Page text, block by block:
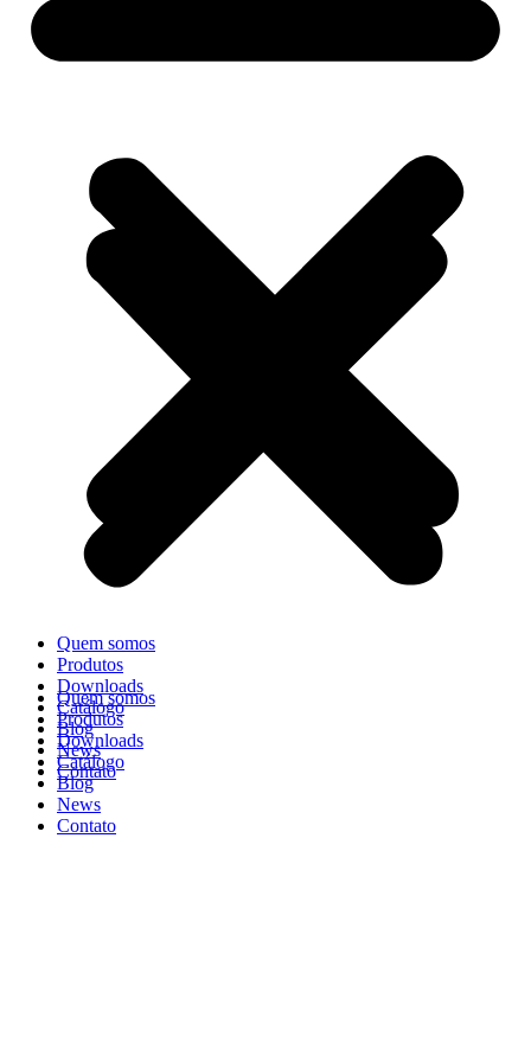
Quem somos
Produtos
Downloads
Catálogo
Blog
News
Contato
Quem somos
Produtos
Downloads
Catálogo
Blog
News
Contato